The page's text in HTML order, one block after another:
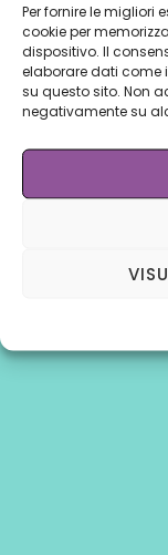
Per fornire le migliori
cookie per
dispositivo. Il
elaborare dati come
su questo sito. Non
negativamente su
fotodepilazione si
corpo ma non si
luce emessa dal
Leggi altro »